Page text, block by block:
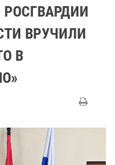
ВРУЧИЛИ
В